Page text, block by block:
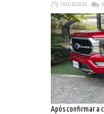
10/02/2023 0
Após confirmar a